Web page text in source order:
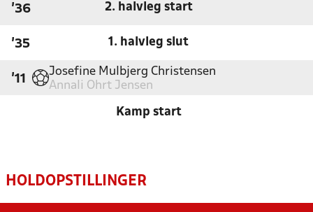
'36 2. halvleg start
'35 1. halvleg slut
'11
Josefine Mulbjerg Christensen
Annali Ohrt Jensen
Kamp start
HOLDOPSTILLINGER